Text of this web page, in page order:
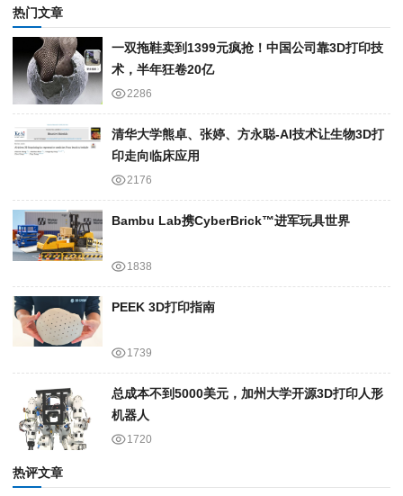
热门文章
一双拖鞋卖到1399元疯抢！中国公司靠3D打印技
术，半年狂卷20亿
2286
清华大学熊卓、张婷、方永聪-AI技术让生物3D打
印走向临床应用
2176
Bambu Lab携Cyber​​Brick™进军玩具世界
1838
PEEK 3D打印指南
1739
总成本不到5000美元，加州大学开源3D打印人形
机器人
1720
热评文章